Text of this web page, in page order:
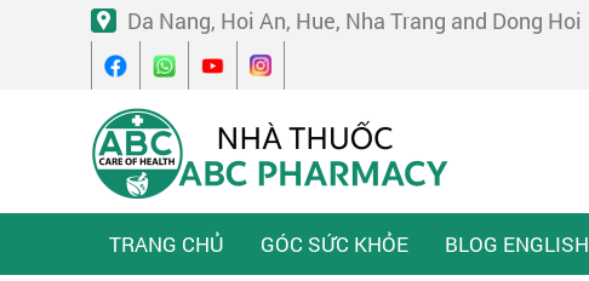
Da Nang, Hoi An, Hue, Nha Trang and Dong Hoi
TRANG CHỦ GÓC SỨC KHỎE BLOG ENGLISH